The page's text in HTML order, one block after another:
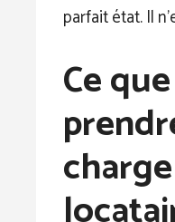
parfait état. Il
Ce